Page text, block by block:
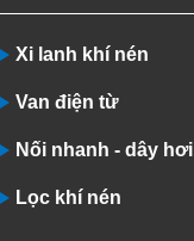
Xi lanh khí nén
Van điện từ
Nối nhanh - dây hơi
Lọc khí nén